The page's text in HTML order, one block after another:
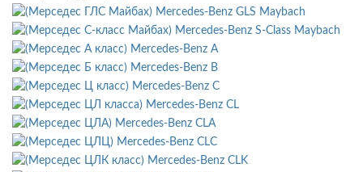
Mercedes-Benz GLS Maybach
Mercedes-Benz S-Class Maybach
Mercedes-Benz A
Mercedes-Benz B
Mercedes-Benz C
Mercedes-Benz CL
Mercedes-Benz CLA
Mercedes-Benz CLC
Mercedes-Benz CLK